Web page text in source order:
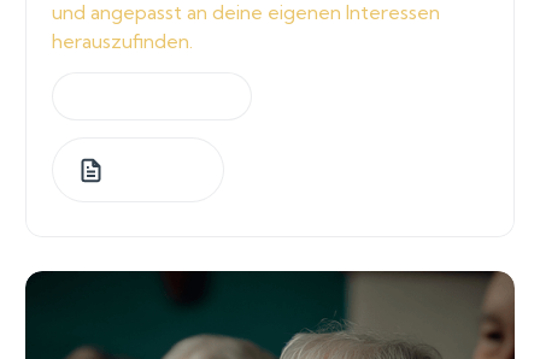
und angepasst an deine eigenen Interessen
herauszufinden.